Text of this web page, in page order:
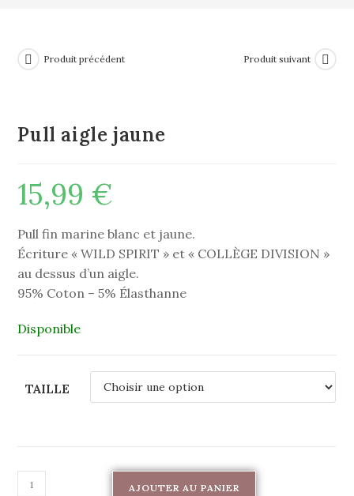
Produit précédent Produit suivant
Pull aigle jaune
15,99 €
Pull fin marine blanc et jaune.
Écriture « WILD SPIRIT » et « COLLÈGE DIVISION »
au dessus d’un aigle.
95% Coton – 5% Élasthanne
Disponible
TAILLE
AJOUTER AU PANIER